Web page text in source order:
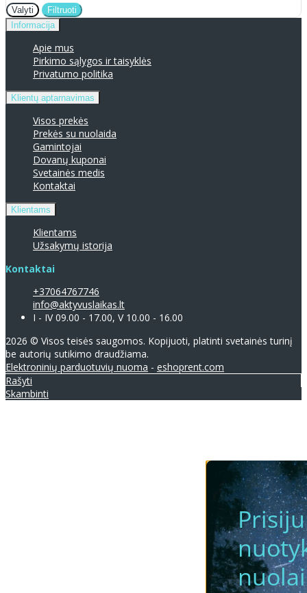
Valyti
Filtruoti
Informacija
Apie mus
Pirkimo sąlygos ir taisyklės
Privatumo politika
Klientų aptarnavimas
Visos prekės
Prekės su nuolaida
Gamintojai
Dovanų kuponai
Svetainės medis
Kontaktai
Klientams
Klientams
Užsakymų istorija
Kontaktai
+37064767746
info@aktyvuslaikas.lt
I - IV 09.00 - 17.00, V 10.00 - 16.00
2026 © Visos teisės saugomos. Kopijuoti, platinti svetainės turinį
be autorių sutikimo draudžiama.
Elektroninių parduotuvių nuoma - eshoprent.com
Rašyti
Skambinti